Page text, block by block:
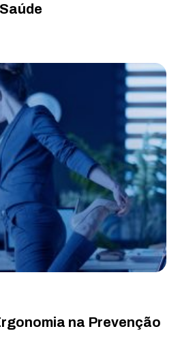
na Prevenção